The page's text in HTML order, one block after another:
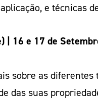
e técnicas
| 16 e 17 de
sobre as
das suas